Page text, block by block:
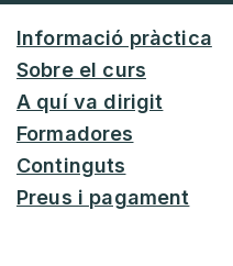
Informació pràctica
Sobre el curs
A quí va dirigit
Formadores
Continguts
Preus i pagament